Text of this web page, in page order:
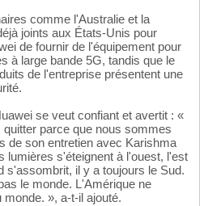
comme l'Australie et la
joints aux États-Unis pour
de fournir de l'équipement pour
à large bande 5G, tandis que le
de l'entreprise présentent une
se veut confiant et avertit : «
parce que nous sommes
de son entretien avec Karishma
lumières s'éteignent à l'ouest, l'est
s'assombrit, il y a toujours le Sud.
le monde. L'Amérique ne
», a-t-il ajouté.